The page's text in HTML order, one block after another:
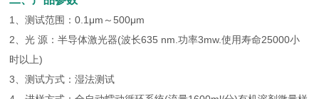
1、测试范围：0.1μm～500μm
2、光 源：半导体激光器(波长635 nm.功率3mw.使用寿命25000小
时以上)
3、测试方式：湿法测试